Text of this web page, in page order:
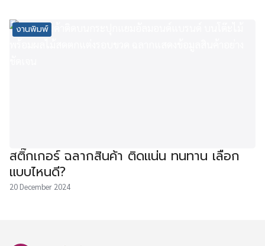
งานพิมพ์
สติ๊กเกอร์ ฉลากสินค้า ติดแน่น ทนทาน เลือก
แบบไหนดี?
20 December 2024